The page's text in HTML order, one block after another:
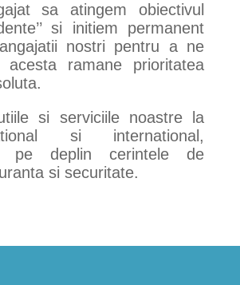
sa atingem obiectivul
si initiem permanent
nostri pentru a ne
acesta ramane prioritatea
si serviciile noastre la
si international,
pe deplin cerintele de
si securitate.